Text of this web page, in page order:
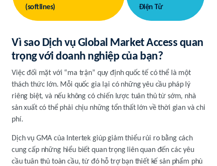
(softlines)
Điện Tử
Vì sao Dịch vụ Global Market Access quan
trọng với doanh nghiệp của bạn?
Việc đối mặt với “ma trận” quy định quốc tế có thể là một
thách thức lớn. Mỗi quốc gia lại có những yêu cầu pháp lý
riêng biệt, và nếu không có chiến lược tuân thủ từ sớm, nhà
sản xuất có thể phải chịu những tổn thất lớn về thời gian và chi
phí.
Dịch vụ GMA của Intertek giúp giảm thiểu rủi ro bằng cách
cung cấp những hiểu biết quan trọng liên quan đến các yêu
cầu tuân thủ toàn cầu, từ đó hỗ trợ bạn thiết kế sản phẩm phù